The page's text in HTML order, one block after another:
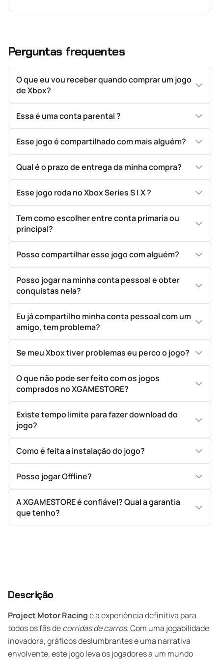
Perguntas frequentes
O que eu vou receber quando comprar um jogo
de Xbox?
Essa é uma conta parental ?
Esse jogo é compartilhado com mais alguém?
Qual é o prazo de entrega da minha compra?
Esse jogo roda no Xbox Series S | X ?
Tem como escolher entre conta primaria ou
principal?
Posso compartilhar esse jogo com alguém?
Posso jogar na minha conta pessoal e obter
conquistas nela?
Eu já compartilho minha conta pessoal com um
amigo, tem problema?
Se meu Xbox tiver problemas eu perco o jogo?
O que não pode ser feito com os jogos
comprados no XGAMESTORE?
Existe tempo limite para fazer download do
jogo?
Como é feita a instalação do jogo?
Posso jogar Offline?
A XGAMESTORE é confiável? Qual a garantia
que tenho?
Descrição
Project Motor Racingé a experiência definitiva para
todos os fãs decorridas de carros. Com uma jogabilidade
inovadora, gráficos deslumbrantes e uma narrativa
envolvente, este jogo leva os jogadores a um mundo